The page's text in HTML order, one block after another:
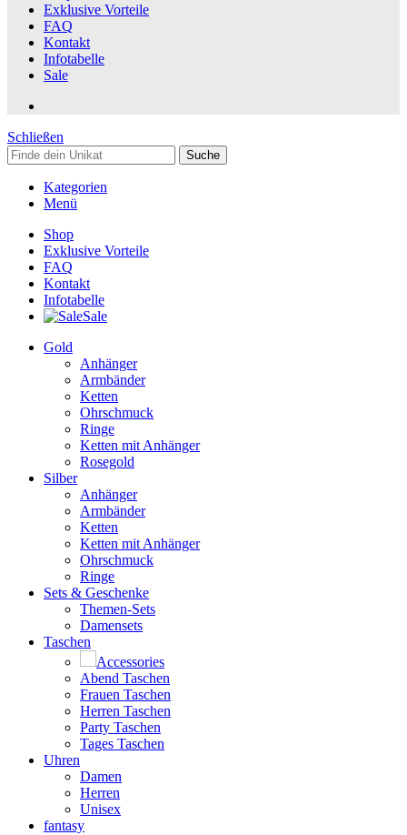
Exklusive Vorteile
FAQ
Kontakt
Infotabelle
Sale
Schließen
Suche
Kategorien
Menü
Shop
Exklusive Vorteile
FAQ
Kontakt
Infotabelle
Sale
Gold
Anhänger
Armbänder
Ketten
Ohrschmuck
Ringe
Ketten mit Anhänger
Rosegold
Silber
Anhänger
Armbänder
Ketten
Ketten mit Anhänger
Ohrschmuck
Ringe
Sets & Geschenke
Themen-Sets
Damensets
Taschen
Accessories
Abend Taschen
Frauen Taschen
Herren Taschen
Party Taschen
Tages Taschen
Uhren
Damen
Herren
Unisex
fantasy